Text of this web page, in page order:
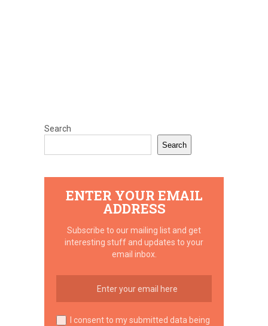
Search
Search
ENTER YOUR EMAIL
ADDRESS
Subscribe to our mailing list and get
interesting stuff and updates to your
email inbox.
I consent to my submitted data being